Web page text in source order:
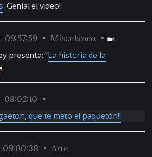
. Genial el video!!
09:57:59 • Miscelánea •
presenta: "La historia de la
09:02:10 •
que te meto el paquetón!!
09:00:38 • Arte